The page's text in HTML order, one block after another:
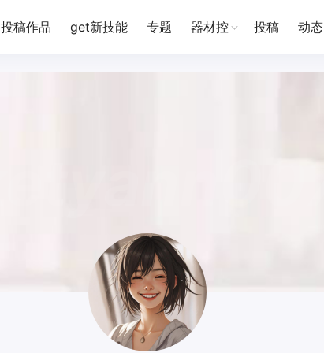
投稿作品 get新技能 专题 器材控 投稿 动态